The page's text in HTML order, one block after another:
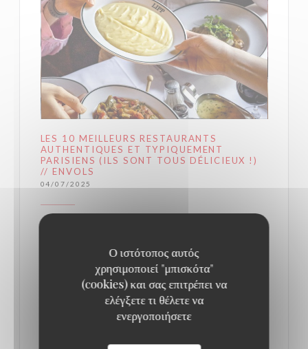
Ο ιστότοπος αυτός
χρησιμοποιεί "μπισκότα"
(cookies) και σας επιτρέπει να
ελέγξετε τι θέλετε να
ενεργοποιήσετε
LES 10 MEILLEURS RESTAURANTS
AUTHENTIQUES ET TYPIQUEMENT
PARISIENS (ILS SONT TOUS DÉLICIEUX !)
// ENVOLS
04/07/2025
Au cœur du très animé Saint-Germain-des-Prés, la
Brasserie parisienne Lipp conserve le charme
d’antan et l’esthétique artistique du début du siècle
dernier. Dans cette institution du quartier chic de la
Rive Gauche, on retrouve avec joie les piliers de la